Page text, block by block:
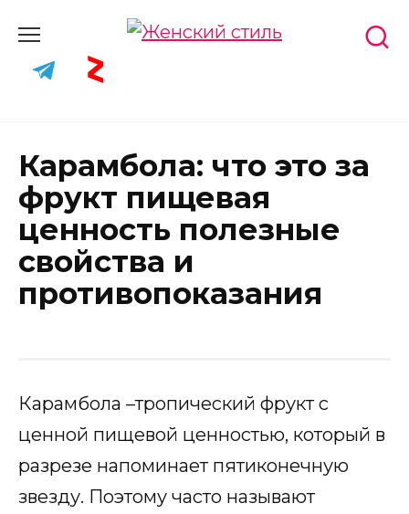
content
Карамбола: что это за
фрукт пищевая
ценность полезные
свойства и
противопоказания
Карамбола –тропический фрукт с
ценной пищевой ценностью, который в
разрезе напоминает пятиконечную
звезду. Поэтому часто называют